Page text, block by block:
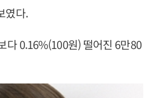
였다.
다 0.16%(100원) 떨어진 6만80